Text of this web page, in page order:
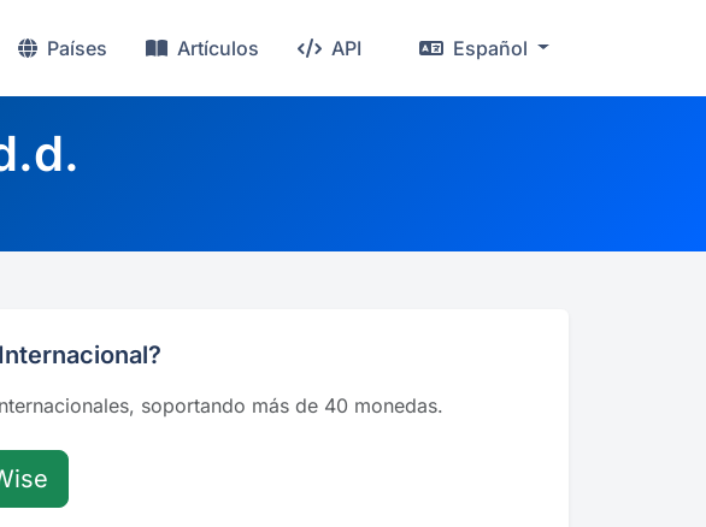
Países Artículos API Español
soportando más de 40 monedas.